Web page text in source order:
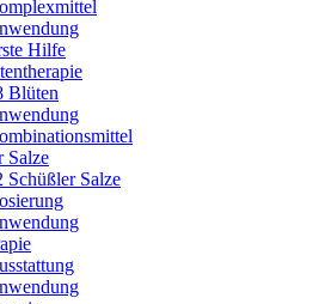
Hilfe
Blüten
Salze
Schüßler Salze